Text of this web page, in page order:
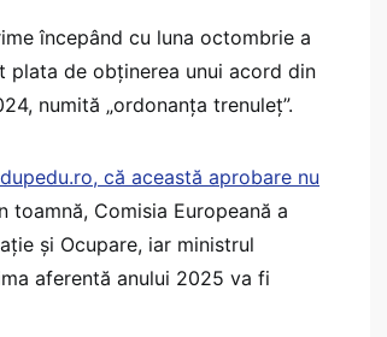
începând cu luna octombrie a
plata de obținerea unui acord din
numită „ordonanța trenuleț”.
că această aprobare nu
toamnă, Comisia Europeană a
și Ocupare, iar ministrul
aferentă anului 2025 va fi